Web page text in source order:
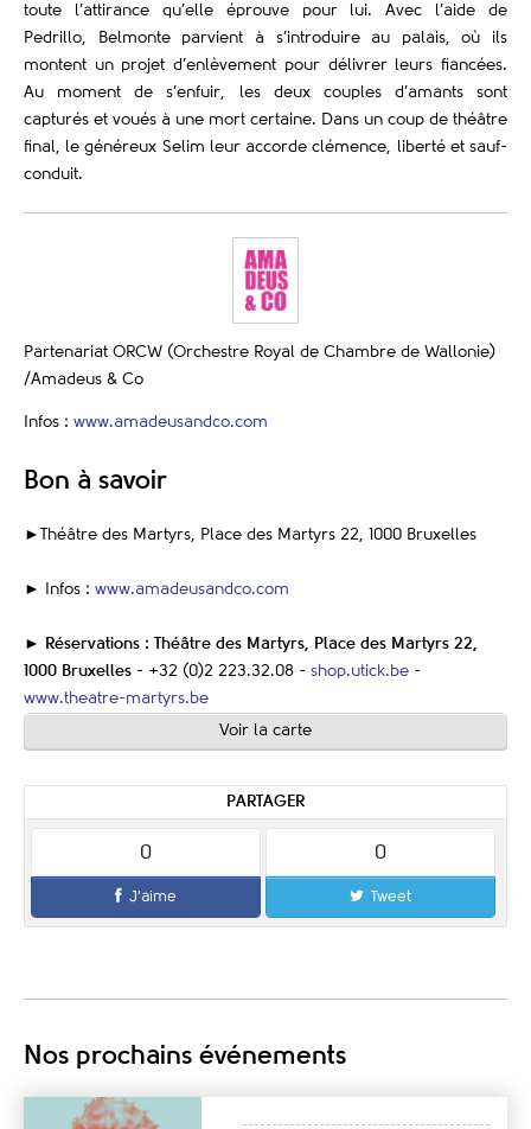
toute l’attirance qu’elle éprouve pour lui. Avec l’aide de
Pedrillo, Belmonte parvient à s’introduire au palais, où ils
montent un projet d’enlèvement pour délivrer leurs fiancées.
Au moment de s’enfuir, les deux couples d’amants sont
capturés et voués à une mort certaine. Dans un coup de théâtre
final, le généreux Selim leur accorde clémence, liberté et sauf-
conduit.
Partenariat ORCW (Orchestre Royal de Chambre de Wallonie)
/Amadeus & Co
Infos : www.amadeusandco.com
Bon à savoir
► Théâtre des Martyrs, Place des Martyrs 22, 1000 Bruxelles
► Infos : www.amadeusandco.com
► Réservations : Théâtre des Martyrs, Place des Martyrs 22,
1000 Bruxelles - +32 (0)2 223.32.08 - shop.utick.be -
www.theatre-martyrs.be
Voir la carte
PARTAGER
0
J'aime
0
Tweet
Nos prochains événements